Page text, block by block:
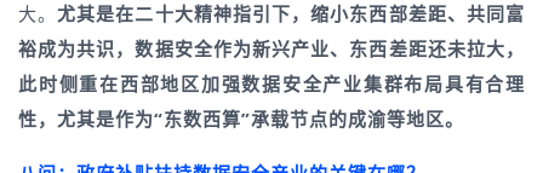
大。尤其是在二十大精神指引下，缩小东西部差距、共同富
裕成为共识，数据安全作为新兴产业、东西差距还未拉大，
此时侧重在西部地区加强数据安全产业集群布局具有合理
性，尤其是作为“东数西算”承载节点的成渝等地区。